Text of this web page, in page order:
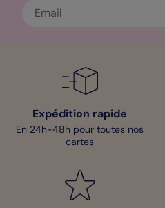
Expédition rapide
En 24h-48h pour toutes nos
cartes